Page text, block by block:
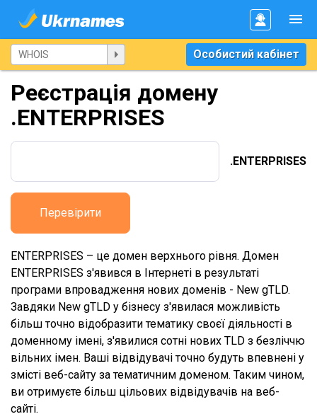
Особистий кабінет
Реєстрація домену
.ENTERPRISES
.ENTERPRISES
Перевірити
ENTERPRISES – це домен верхнього рівня. Домен
ENTERPRISES з'явився в Інтернеті в результаті
програми впровадження нових доменів - New gTLD.
Завдяки New gTLD у бізнесу з'явилася можливість
більш точно відобразити тематику своєї діяльності в
доменному імені, з'явилися сотні нових TLD з безліччю
вільних імен. Ваші відвідувачі точно будуть впевнені у
змісті веб-сайту за тематичним доменом. Таким чином,
ви отримуєте більш цільових відвідувачів на веб-
сайті.